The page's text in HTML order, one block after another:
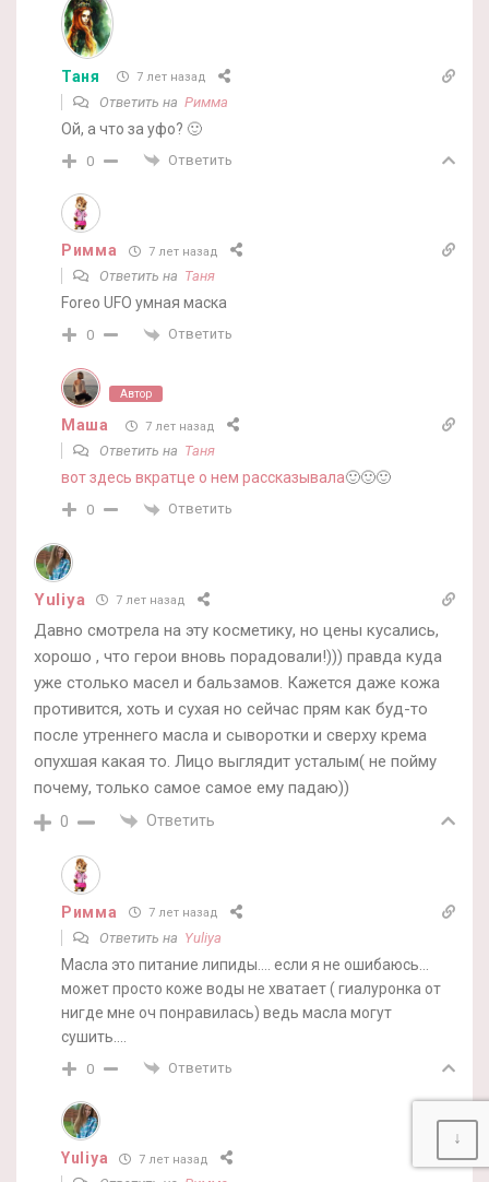
Таня 7 лет назад
Ответить на Римма
Ой, а что за уфо? 🙂
0 Ответить
Римма 7 лет назад
Ответить на Таня
Foreo UFO умная маска
0 Ответить
Автор
Маша 7 лет назад
Ответить на Таня
вот здесь вкратце о нем рассказывала🙂🙂🙂
0 Ответить
Yuliya 7 лет назад
Давно смотрела на эту косметику, но цены кусались,
хорошо , что герои вновь порадовали!))) правда куда
уже столько масел и бальзамов. Кажется даже кожа
противится, хоть и сухая но сейчас прям как буд-то
после утреннего масла и сыворотки и сверху крема
опухшая какая то. Лицо выглядит усталым( не пойму
почему, только самое самое ему падаю))
0 Ответить
Римма 7 лет назад
Ответить на Yuliya
Масла это питание липиды…. если я не ошибаюсь…
может просто коже воды не хватает ( гиалуронка от
нигде мне оч понравилась) ведь масла могут
сушить….
0 Ответить
Yuliya 7 лет назад
↓